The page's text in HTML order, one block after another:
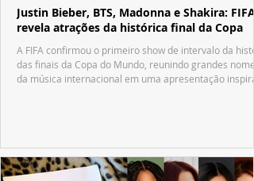
Justin Bieber, BTS, Madonna e Shakira: FIFA
revela atrações da histórica final da Copa
A FIFA confirmou o primeiro show de intervalo da
das finais da Copa do Mundo, reunindo grandes nomes
da música internacional em uma apresentação